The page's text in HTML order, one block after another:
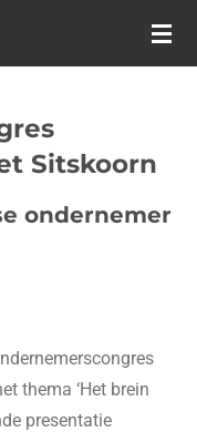
Sitskoorn
ondernemer
thema ‘Het brein
presentatie